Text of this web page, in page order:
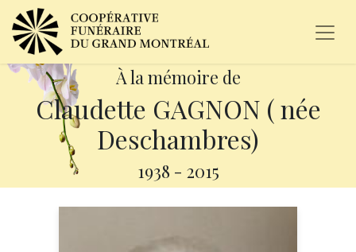
À la mémoire de
Claudette GAGNON ( née
Deschambres)
1938 - 2015